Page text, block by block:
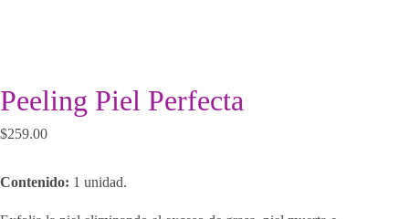
Peeling Piel Perfecta
$259.00
Contenido: 1 unidad.